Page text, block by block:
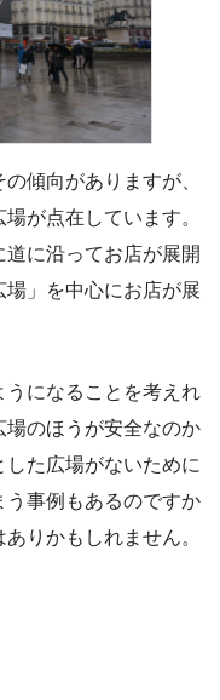
傾向がありますが、
が点在しています。
に沿ってお店が展開
」を中心にお店が展
うになることを考えれ
のほうが安全なのか
た広場がないために
事例もあるのですか
りかもしれません。